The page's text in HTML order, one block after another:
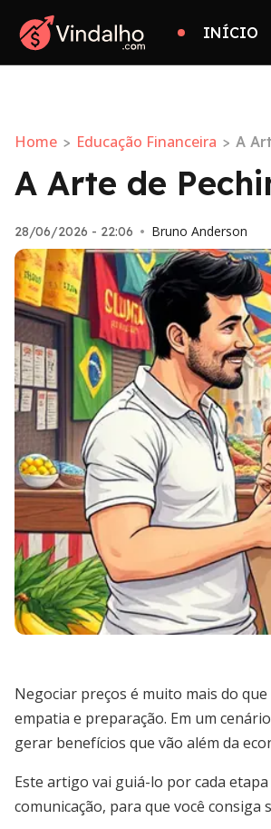
INÍCIO
Home > Educação Financeira > A
A Arte de
28/06/2026 - 22:06 • Bruno Anderson
Negociar preços é muito mais do
empatia e preparação. Em um
gerar benefícios que vão além da
Este artigo vai guiá-lo por cada
comunicação, para que você consiga